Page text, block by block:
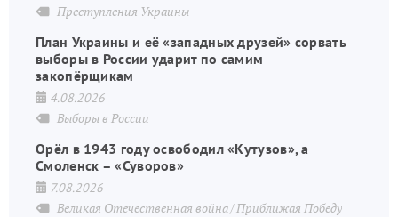
Преступления Украины
План Украины и её «западных друзей» сорвать
выборы в России ударит по самим
закопёрщикам
4.08.2026
Выборы в России
Орёл в 1943 году освободил «Кутузов», а
Смоленск – «Суворов»
7.08.2026
Великая Отечественная война Приближая Победу